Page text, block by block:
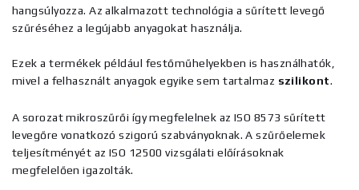
hangsúlyozza. Az alkalmazott technológia a sűrített levegő
szűréséhez a legújabb anyagokat használja.
Ezek a termékek például festőműhelyekben is használhatók,
mivel a felhasznált anyagok egyike sem tartalmaz szilikont.
A sorozat mikroszűrői így megfelelnek az ISO 8573 sűrített
levegőre vonatkozó szigorú szabványoknak. A szűrőelemek
teljesítményét az ISO 12500 vizsgálati előírásoknak
megfelelően igazolták.